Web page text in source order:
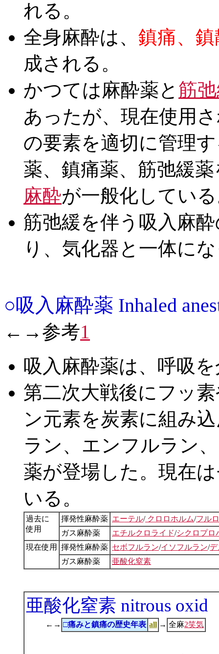
れる。
全身麻酔は、 鎮痛、
成される。
かつては麻酔薬と 筋
あったが、現在使用
の要素を適切に管理
薬、鎮痛薬、筋弛緩
麻酔が一般化してい
筋弛緩を伴う吸入麻
り、気化器と一体に
○吸入麻酔薬 Inhaled
←→参考1
吸入麻酔薬は、呼吸
第二次大戦後にフッ
ン元素を炭素に組み
ラン、エンフルラン
薬が登場した。現在
いる。
過去に
使用
揮発性麻酔薬 エーテル/クロロホルム/フル
ガス麻酔薬
エチルクロライド/シクロプロ
現在使用
揮発性麻酔薬 セボフルラン/イソフルラン/デ
ガス麻酔薬
亜酸化窒素
亜酸化窒素 nitrous oxid
←→ □痛みと鎮痛の歴史年表 all → 全麻2笑気